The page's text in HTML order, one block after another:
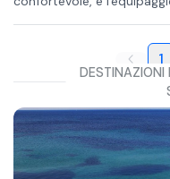
1
DESTINAZIONI